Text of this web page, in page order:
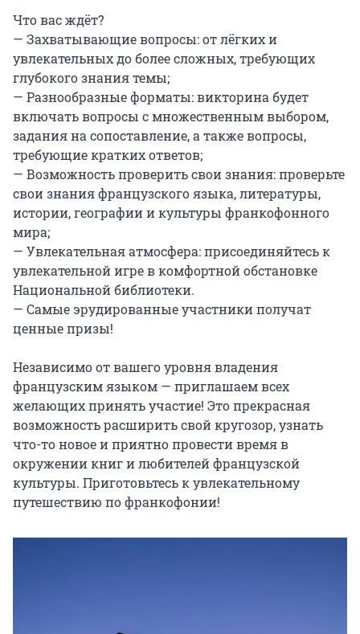
Что вас ждёт?
— Захватывающие вопросы: от лёгких и
увлекательных до более сложных, требующих
глубокого знания темы;
— Разнообразные форматы: викторина будет
включать вопросы с множественным выбором,
задания на сопоставление, а также вопросы,
требующие кратких ответов;
— Возможность проверить свои знания: проверьте
свои знания французского языка, литературы,
истории, географии и культуры франкофонного
мира;
— Увлекательная атмосфера: присоединяйтесь к
увлекательной игре в комфортной обстановке
Национальной библиотеки.
— Самые эрудированные участники получат
ценные призы!
Независимо от вашего уровня владения
французским языком — приглашаем всех
желающих принять участие! Это прекрасная
возможность расширить свой кругозор, узнать
что-то новое и приятно провести время в
окружении книг и любителей французской
культуры. Приготовьтесь к увлекательному
путешествию по франкофонии!